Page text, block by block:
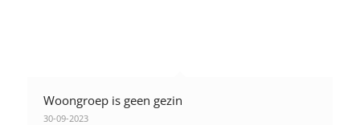
Woongroep is geen gezin
30-09-2023